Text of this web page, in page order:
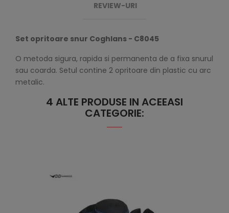
REVIEW-URI
Set opritoare snur Coghlans - C8045
O metoda sigura, rapida si permanenta de a fixa snurul
sau coarda. Setul contine 2 opritoare din plastic cu arc
metalic.
4 ALTE PRODUSE IN ACEEASI
CATEGORIE: